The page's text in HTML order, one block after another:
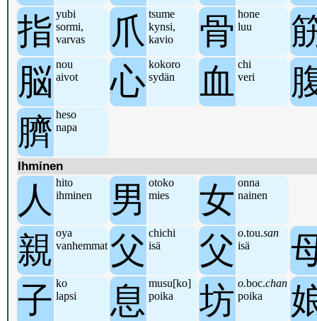
指 yubi
sormi,
varvas
爪 tsume
kynsi,
kavio
骨 hone
luu
脳 nou
aivot
心 kokoro
sydän
血
chi
veri
臍 heso
napa
Ihminen
人
hito
ihminen
男
otoko
mies
女 onna
nainen
親 oya
vanhemmat 父 chichi
isä
父 o.tou.san
isä
子 ko
lapsi
息 musu[ko]
poika
坊 o.boc.chan
poika